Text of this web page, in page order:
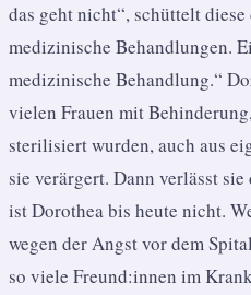
das geht nicht“, schüttelt
medizinische Behandlungen.
medizinische Behandlung.“
vielen Frauen mit
sterilisiert wurden, auch aus
sie verärgert. Dann verlässt
ist Dorothea bis heute nicht.
wegen der Angst vor dem
so viele Freund:innen im